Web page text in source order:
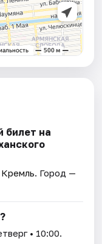
билет на
Кремль. Город —
• 10:00.